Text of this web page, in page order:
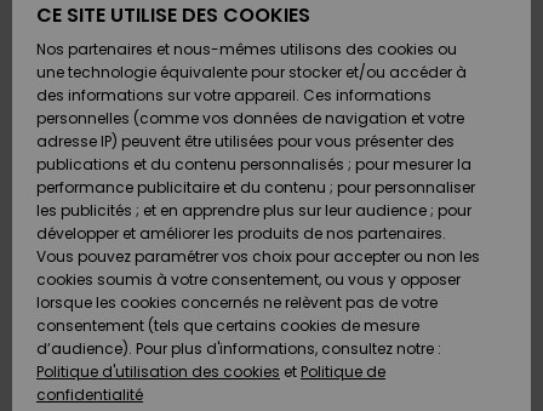
Chaussures
& Tongs
Surf
Snow
Nouveautés
Chaussures
& Tongs
Surf
Snow
Nouveautés
FEMME
A
Découvrir
Snow
SURF
Surf
Shop
Enfant
Highlights
Communauté
SNOW
Snow
Shop
Enfant
Snow
Shop
Femme
A
Découvrir
Communauté
OUTLET
Enfant
Outlet
Femme
AIDE &
CONTACT
Retours
Paiement
Carte
Cadeau
Quiksilver
Freedom
Protection
des
MAGASINS
CE SITE UTILISE DES COOKIES
Nos partenaires et nous-mêmes utilisons des cookies ou
une technologie équivalente pour stocker et/ou accéder à
des informations sur votre appareil. Ces informations
personnelles (comme vos données de navigation et votre
adresse IP) peuvent être utilisées pour vous présenter des
publications et du contenu personnalisés ; pour mesurer la
performance publicitaire et du contenu ; pour personnaliser
les publicités ; et en apprendre plus sur leur audience ; pour
développer et améliorer les produits de nos partenaires.
Vous pouvez paramétrer vos choix pour accepter ou non les
cookies soumis à votre consentement, ou vous y opposer
lorsque les cookies concernés ne relèvent pas de votre
consentement (tels que certains cookies de mesure
d’audience). Pour plus d'informations, consultez notre :
Politique d'utilisation des cookies et Politique de
confidentialité